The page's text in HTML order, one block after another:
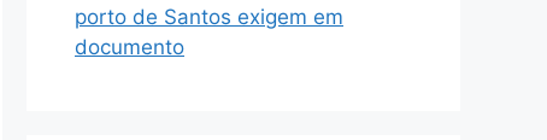
porto de Santos exigem em
documento